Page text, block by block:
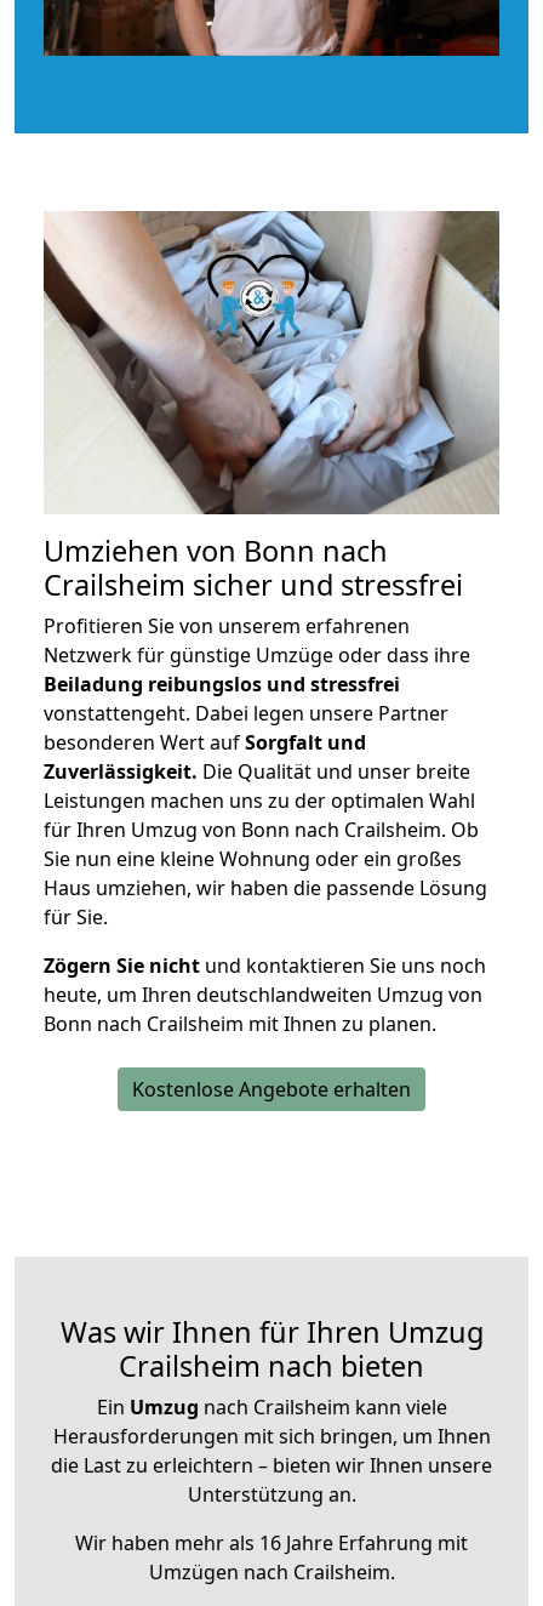
Umziehen von Bonn nach
Crailsheim sicher und stressfrei
Profitieren Sie von unserem erfahrenen
Netzwerk für günstige Umzüge oder dass ihre
Beiladung reibungslos und stressfrei
vonstattengeht. Dabei legen unsere Partner
besonderen Wert aufSorgfalt und
Zuverlässigkeit. Die Qualität und unser breite
Leistungen machen uns zu der optimalen Wahl
für Ihren Umzug von Bonn nach Crailsheim. Ob
Sie nun eine kleine Wohnung oder ein großes
Haus umziehen, wir haben die passende Lösung
für Sie.
Zögern Sie nicht und kontaktieren Sie uns noch
heute, um Ihren deutschlandweiten Umzug von
Bonn nach Crailsheim mit Ihnen zu planen.
Kostenlose Angebote erhalten
Was wir Ihnen für Ihren Umzug
Crailsheim nach bieten
Ein Umzug nach Crailsheim kann viele
Herausforderungen mit sich bringen, um Ihnen
die Last zu erleichtern – bieten wir Ihnen unsere
Unterstützung an.
Wir haben mehr als 16 Jahre Erfahrung mit
Umzügen nach Crailsheim.